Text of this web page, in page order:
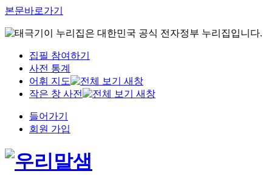
본문바로가기
이 누리집은 대한민국 공식 전자정부 누리집입니다.
집필 참여하기
사전 통계
어휘 지도
작은 창 사전
들어가기
회원 가입